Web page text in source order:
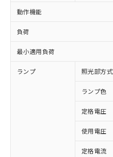
動作機能
負荷
最小適用負荷
ランプ 照光部方式
ランプ色
定格電圧
使用電圧
定格電流